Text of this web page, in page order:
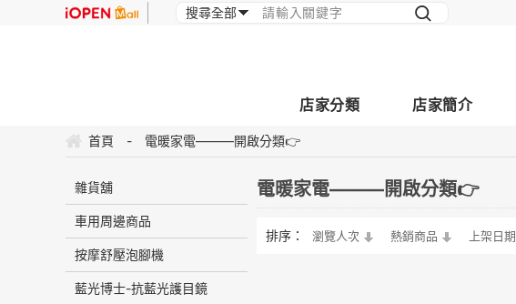
店家分類 店家簡介
首頁 - 電暖家電———開啟分類👉
雜貨舖
車用周邊商品
按摩舒壓泡腳機
藍光博士-抗藍光護目鏡
電暖家電———開啟分類👉
排序： 瀏覽人次 熱銷商品 上架日期